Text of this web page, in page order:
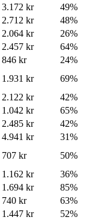
3.172 kr 49%
2.712 kr 48%
2.064 kr 26%
2.457 kr 64%
846 kr 24%
1.931 kr 69%
2.122 kr 42%
1.042 kr 65%
2.485 kr 42%
4.941 kr 31%
707 kr 50%
1.162 kr 36%
1.694 kr 85%
740 kr 63%
1.447 kr 52%